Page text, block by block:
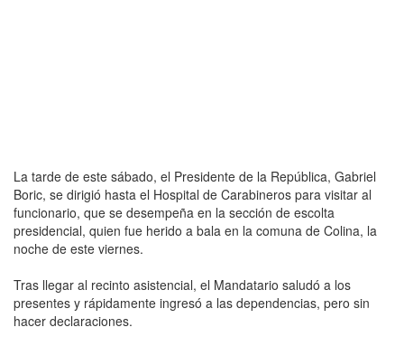
La tarde de este sábado, el Presidente de la República, Gabriel
Boric, se dirigió hasta el Hospital de Carabineros para visitar al
funcionario, que se desempeña en la sección de escolta
presidencial, quien fue herido a bala en la comuna de Colina, la
noche de este viernes.
Tras llegar al recinto asistencial, el Mandatario saludó a los
presentes y rápidamente ingresó a las dependencias, pero sin
hacer declaraciones.